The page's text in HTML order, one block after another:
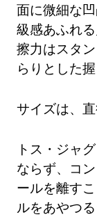
面に微細な
級感あふれ
擦力はスタ
らりとした
サイズは、
トス・ジャ
ならず、コ
ールを離す
ルをあやつ